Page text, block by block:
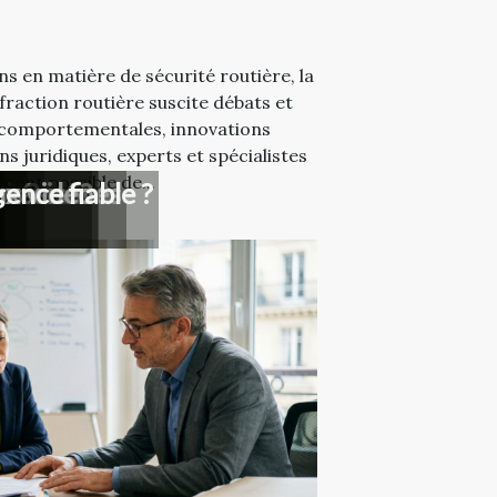
en matière de sécurité routière, la
routière suscite débats et
innovations
juridiques, experts et spécialistes
possible de...
?
?
services
vidéofiable ?